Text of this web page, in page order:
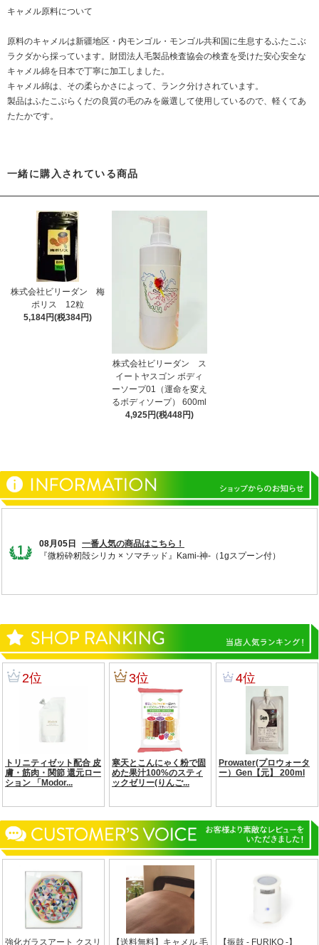
キャメル原料について
原料のキャメルは新疆地区・内モンゴル・モンゴル共和国に生息するふたこぶ
ラクダから採っています。財団法人毛製品検査協会の検査を受けた安心安全な
キャメル綿を日本で丁寧に加工しました。
キャメル綿は、その柔らかさによって、ランク分けされています。
製品はふたこぶらくだの良質の毛のみを厳選して使用しているので、軽くてあ
たたかです。
一緒に購入されている商品
株式会社ビリーダン 梅
ポリス 12粒
5,184円(税384円)
株式会社ビリーダン ス
イートヤスゴン ボディ
ーソープ01（運命を変え
るボディソープ） 600ml
4,925円(税448円)